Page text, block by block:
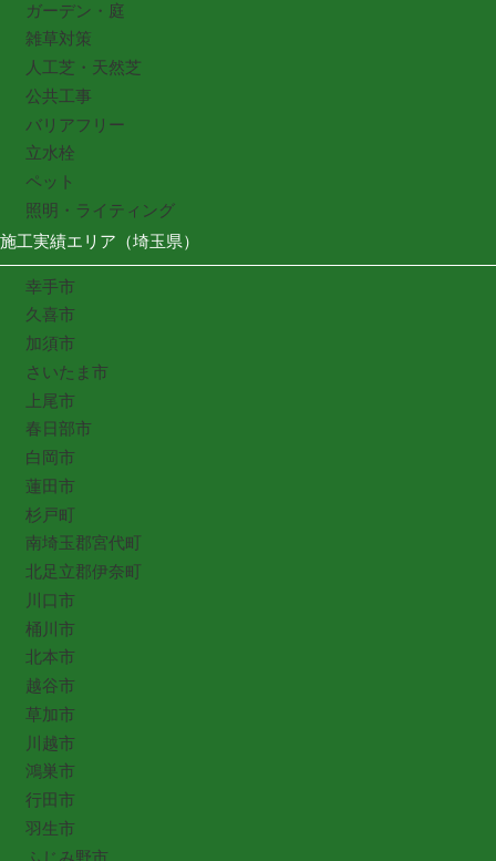
ガーデン・庭
雑草対策
人工芝・天然芝
公共工事
バリアフリー
立水栓
ペット
照明・ライティング
施工実績エリア（埼玉県）
幸手市
久喜市
加須市
さいたま市
上尾市
春日部市
白岡市
蓮田市
杉戸町
南埼玉郡宮代町
北足立郡伊奈町
川口市
桶川市
北本市
越谷市
草加市
川越市
鴻巣市
行田市
羽生市
ふじみ野市